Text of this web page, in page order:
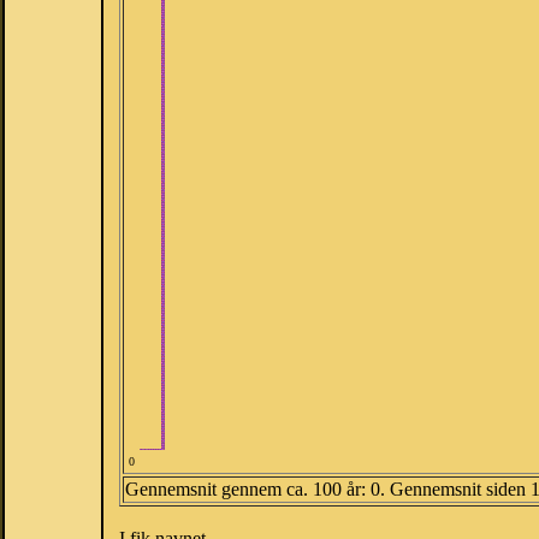
0
Gennemsnit gennem ca. 100 år: 0. Gennemsnit siden